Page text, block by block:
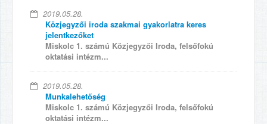
2019.05.28.
Közjegyzői iroda szakmai gyakorlatra keres
jelentkezőket
Miskolc 1. számú Közjegyzői Iroda, felsőfokú
oktatási intézm...
2019.05.28.
Munkalehetőség
Miskolc 1. számú Közjegyzői Iroda, felsőfokú
oktatási intézm...